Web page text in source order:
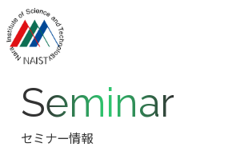
奈良先端科学技術大
Seminar
セミナー情報